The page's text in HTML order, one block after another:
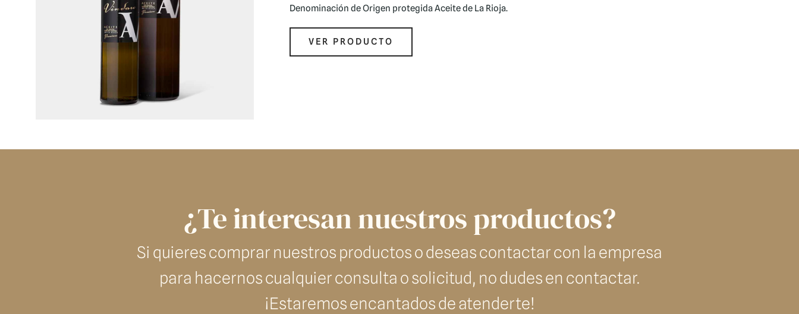
Denominación de Origen protegida Aceite de La Rioja.
VER PRODUCTO
¿Te interesan nuestros productos?
Si quieres comprar nuestros productos o deseas contactar con la empresa
para hacernos cualquier consulta o solicitud, no dudes en contactar.
¡Estaremos encantados de atenderte!